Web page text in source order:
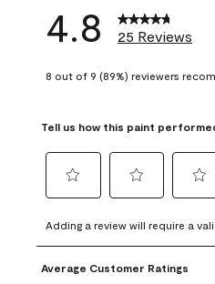
4.8 25 Reviews
8 out of 9 (89%) reviewers
Tell us how this paint
to
rate
the
item
to
rate
the
to
rate
the
item
Adding a review will require a
Average Customer Ratings